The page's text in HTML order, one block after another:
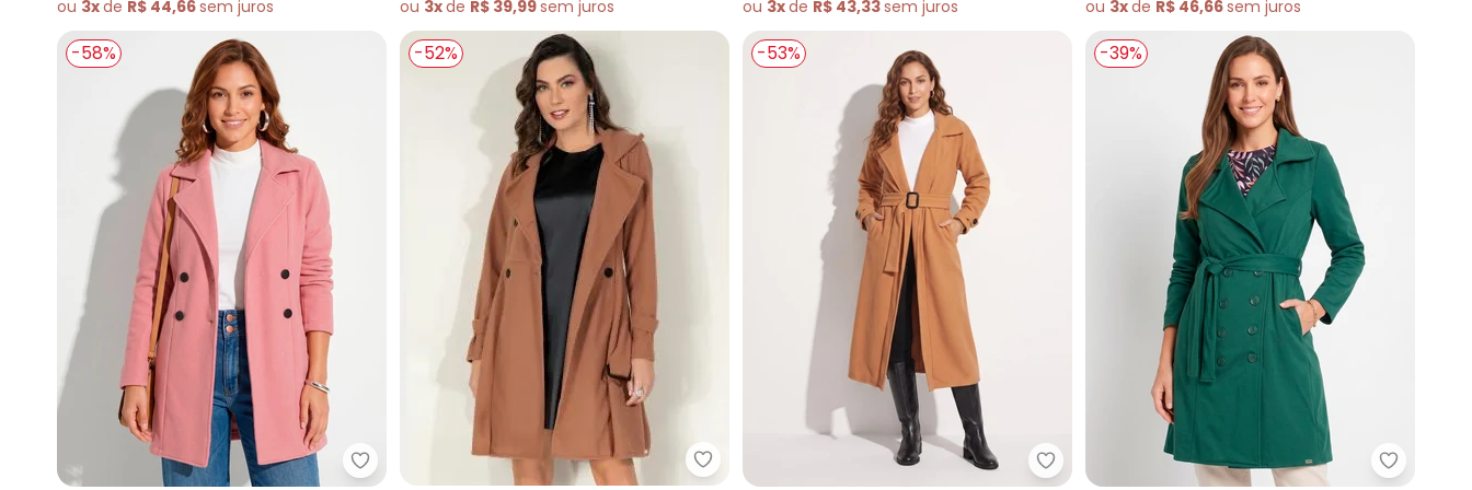
ou 3xde R$ 44,66sem juros ou 3xde R$ 39,99sem juros ou 3xde R$ 43,33sem juros ou 3xde R$ 46,66sem juros
-58%
Quintess - Sobretudo (Rosa) com Bolsos Funcionais
-52%
Quintess - Sobretudo (Caramelo) com Faixa
-53%
Quintess - Sobretudo (Bege) com Faixa com
-39%
Quintess